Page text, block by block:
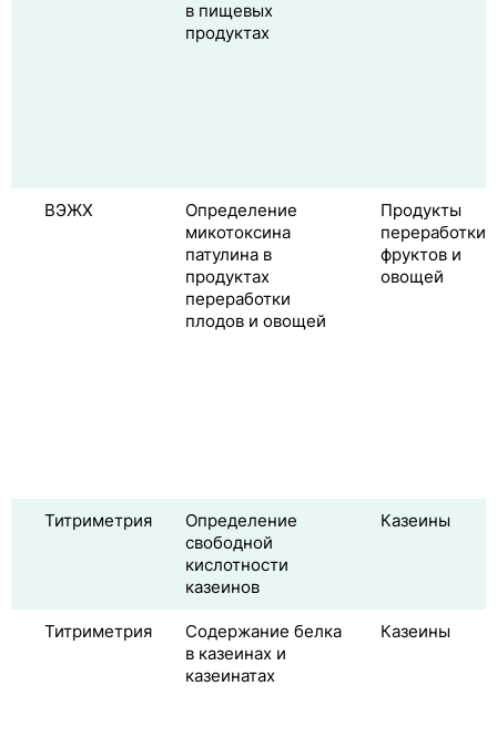
в пищевых
продуктах
ВЭЖХ
Определение
микотоксина
патулина в
продуктах
переработки
плодов и овощей
Продукты
переработки
фруктов и
овощей
Титриметрия
Определение
свободной
кислотности
казеинов
Казеины
Титриметрия
Содержание белка
в казеинах и
казеинатах
Казеины